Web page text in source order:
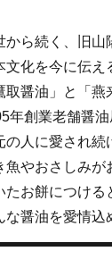
から続く、旧山
文化を今に伝え
取醤油」と「燕
年創業老舗醤油
の人に愛され続
魚やおさしみが
たお餅につける
な醤油を愛情込